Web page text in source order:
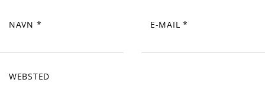
NAVN * E-MAIL *
WEBSTED